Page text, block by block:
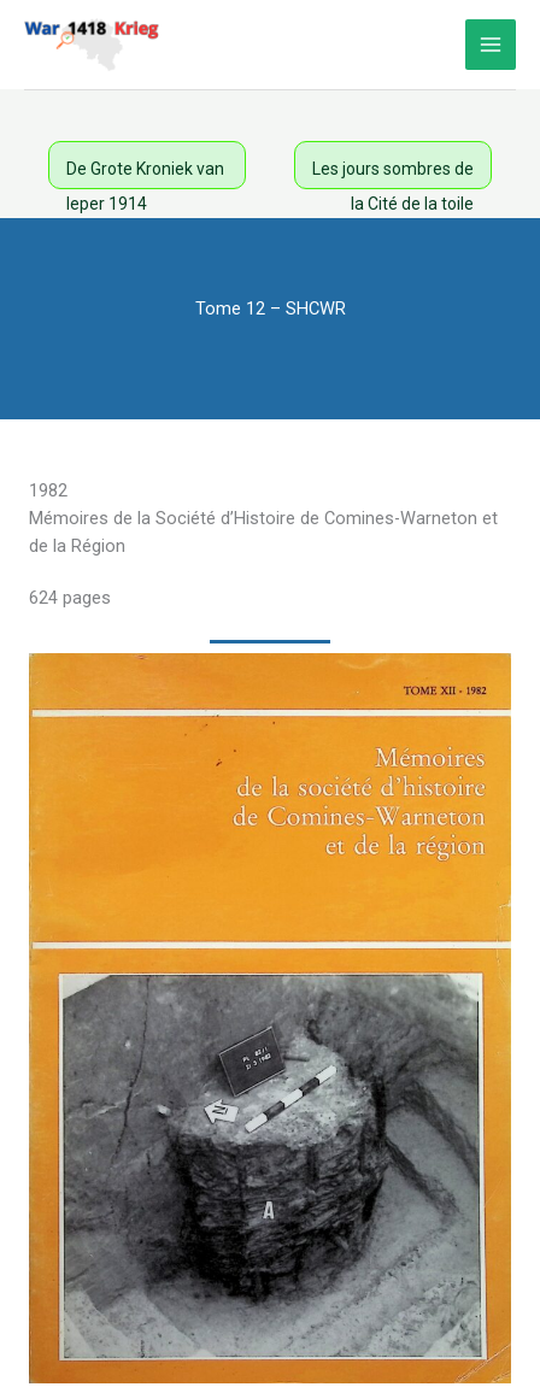
De Grote Kroniek van
Ieper 1914
Les jours sombres de
la Cité de la toile
Tome 12 – SHCWR
1982
Mémoires de la Société d’Histoire de Comines-Warneton et
de la Région
624 pages